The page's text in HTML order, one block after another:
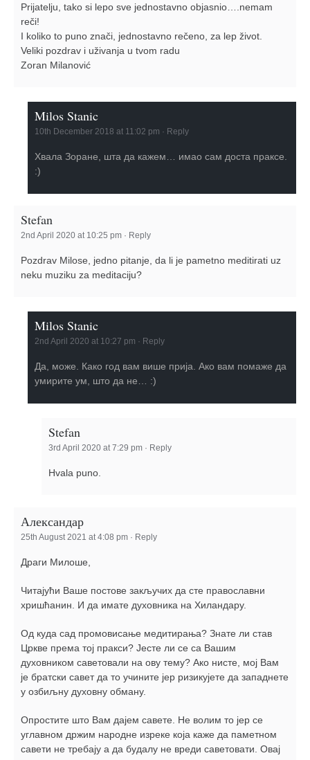
Prijatelju, tako si lepo sve jednostavno objasnio….nemam
reči!
I koliko to puno znači, jednostavno rečeno, za lep život.
Veliki pozdrav i uživanja u tvom radu
Zoran Milanović
Milos Stanic
10th December 2018 at 11:02 pm · Reply
Хвала Зоране, шта да кажем… имао сам доста праксе.
:)
Stefan
2nd April 2020 at 10:25 pm · Reply
Pozdrav Milose, jedno pitanje, da li je pametno meditirati uz
neku muziku za meditaciju?
Milos Stanic
2nd April 2020 at 10:27 pm · Reply
Да, може. Како год вам више прија. Ако вам помаже да
умирите ум, што да не… :)
Stefan
3rd April 2020 at 7:29 pm · Reply
Hvala puno.
Александар
25th August 2021 at 4:08 pm · Reply
Драги Милоше,
Читајући Ваше постове закључих да сте православни
хришћанин. И да имате духовника на Хиландару.
Од куда сад промовисање медитирања? Знате ли став
Цркве према тој пракси? Јесте ли се са Вашим
духовником саветовали на ову тему? Ако нисте, мој Вам
је братски савет да то учините јер ризикујете да западнете
у озбиљну духовну обману.
Опростите што Вам дајем савете. Не волим то јер се
углавном држим народне изреке која каже да паметном
савети не требају а да будалу не вреди саветовати. Овај